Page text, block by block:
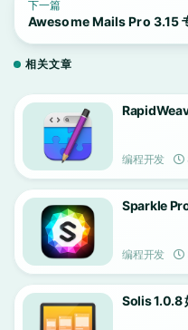
下一篇
Awesome Mails Pro 3.15
相关文章
编程开发
Sparkle
编程开发
Solis 1.0.8